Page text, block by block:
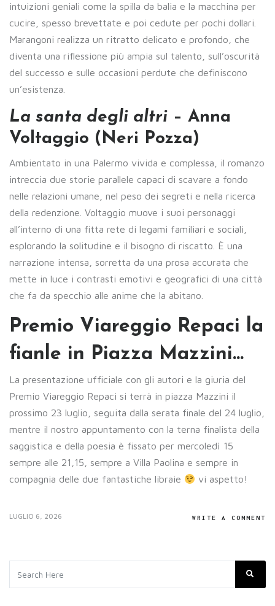
intuizioni geniali come la spilla da balia e la macchina per
cucire, spesso brevettate e poi cedute per pochi dollari.
Marangoni realizza un ritratto delicato e profondo, che
diventa una riflessione più ampia sul talento, sull’oscurità
del successo e sulle occasioni perdute che definiscono
un’esistenza.
La santa degli altri – Anna
Voltaggio (Neri Pozza)
Ambientato in una Palermo vivida e complessa, il romanzo
intreccia due storie parallele capaci di scavare a fondo
nelle relazioni umane, nel peso dei segreti e nella ricerca
della redenzione. Voltaggio muove i suoi personaggi
all’interno di una fitta rete di legami familiari e sociali,
esplorando la solitudine e il bisogno di riscatto. È una
narrazione intensa, sorretta da una prosa accurata che
mette in luce i contrasti emotivi e geografici di una città
che fa da specchio alle anime che la abitano.
Premio Viareggio Repaci la
fianle in Piazza Mazzini…
La presentazione ufficiale con gli autori e la giuria del
Premio Viareggio Repaci si terrà in piazza Mazzini il
prossimo 23 luglio, seguita dalla serata finale del 24 luglio,
mentre il nostro appuntamento con la terna finalista della
saggistica e della poesia è fissato per mercoledì 15
sempre alle 21,15, sempre a Villa Paolina e sempre in
compagnia delle due fantastiche libraie
vi aspetto!
LUGLIO 6, 2026 WRITE A COMMENT